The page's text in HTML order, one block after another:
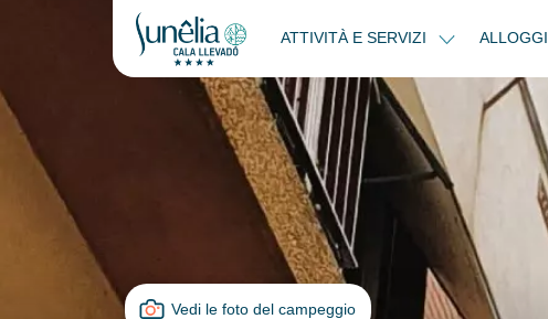
ATTIVITÀ E SERVIZI ALLOGGI
Vedi le foto del campeggio